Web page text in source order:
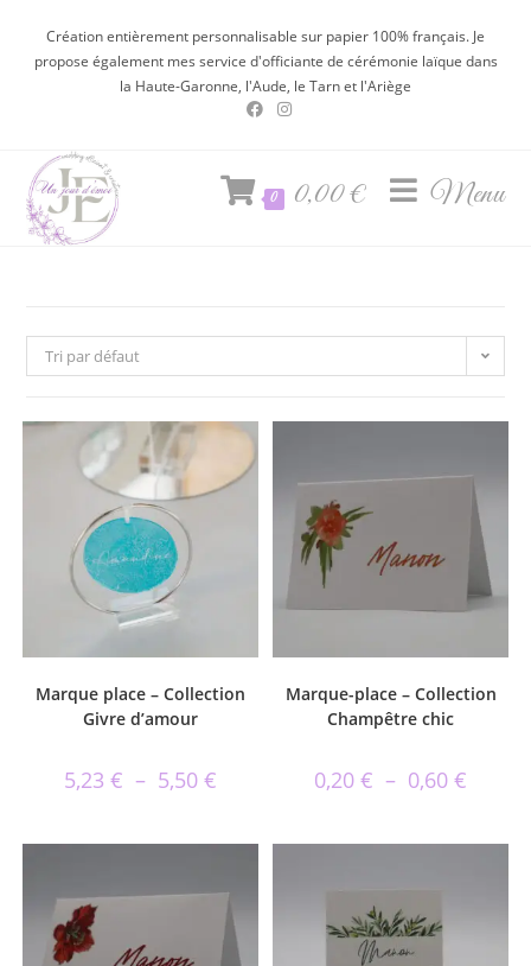
Création entièrement personnalisable sur papier 100% français. Je
propose également mes service d'officiante de cérémonie laïque dans
la Haute-Garonne, l'Aude, le Tarn et l'Ariège
0 0,00€ Menu
Tri par défaut
Marque place – Collection
Givre d’amour
5,23 € – 5,50 €
Marque-place – Collection
Champêtre chic
0,20€ – 0,60€